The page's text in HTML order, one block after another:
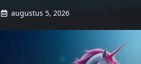
augustus 5, 2026